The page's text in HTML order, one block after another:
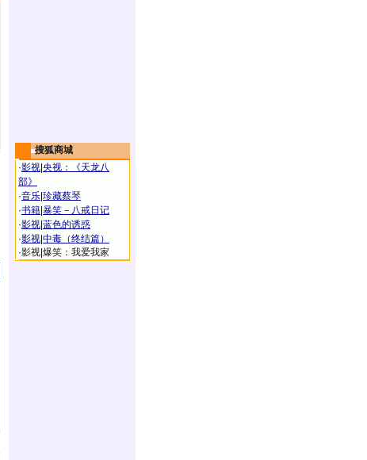
搜狐商城
·影视 央视：《天龙八
部》
·音乐 珍藏蔡琴
·书籍 暴笑－八戒日记
·影视 蓝色的诱惑
·影视 中毒（终结篇）
·影视 爆笑：我爱我家